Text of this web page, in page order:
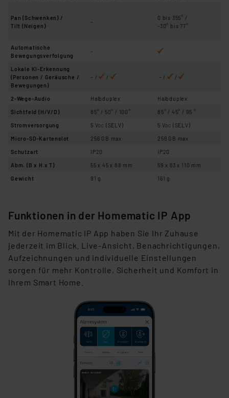
Pan (Schwenken) /
Tilt (Neigen)
–
0 bis 355° /
-30° bis 77°
Automatische
Bewegungsverfolgung
–
Lokale KI-Erkennung
(Personen / Geräusche /
Bewegungen)
– / / – / /
2-Wege-Audio Halbduplex
Halbduplex
Sichtfeld (H/V/D)
85° / 50° / 100°
85° / 45° / 95 °
Stromversorgung
5 VDC (SELV) 5 VDC (SELV)
Micro-SD-Kartenslot
256 GB max.
256 GB max.
Schutzart
IP20
IP20
Abm. (B x H x T)
55 x 45 x 88 mm
59 x 63 x 110 mm
Gewicht
91 g 161 g
Funktionen in der Homematic IP App
Mit der Homematic IP App haben Sie Ihr Zuhause
jederzeit im Blick. Live-Ansicht, Benachrichtigungen,
Aufzeichnungen und individuelle Einstellungen
sorgen für mehr Kontrolle, Sicherheit und Komfort in
Ihrem Smart Home.